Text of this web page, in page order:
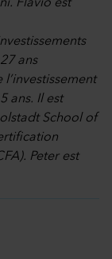
Flavio est
ans
l’investissement
ans. Il est
School of
Peter est